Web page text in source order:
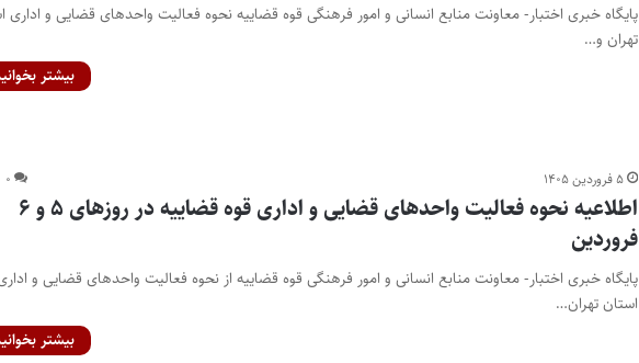
پایگاه خبری اختبار- معاونت منابع انسانی و امور فرهنگی قوه قضاییه نحوه فعالیت واحدهای قضایی و اداری
تهران و…
بیشتر
۵ فروردین ۱۴۰۵ ۰
اطلاعیه نحوه فعالیت واحد‌های قضایی و اداری قوه قضاییه در روز‌های ۵ و ۶
فروردین
پایگاه خبری اختبار- معاونت منابع انسانی و امور فرهنگی قوه قضاییه از نحوه فعالیت واحد‌های قضایی و
استان تهران…
بیشتر